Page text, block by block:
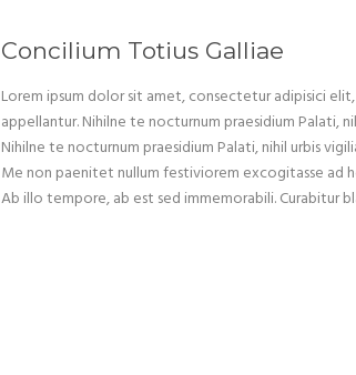
Concilium Totius Galliae
Lorem ipsum dolor sit amet, consectetur adipisici
appellantur. Nihilne te nocturnum praesidium Palati,
Nihilne te nocturnum praesidium Palati, nihil urbis
Me non paenitet nullum festiviorem excogitasse ad
Ab illo tempore, ab est sed immemorabili. Curabitur